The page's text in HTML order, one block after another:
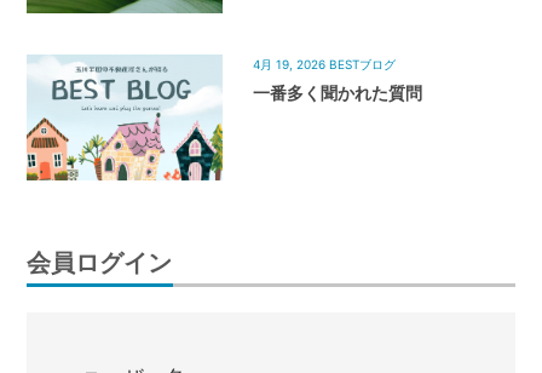
4月 19, 2026 BESTブログ
一番多く聞かれた質問
会員ログイン